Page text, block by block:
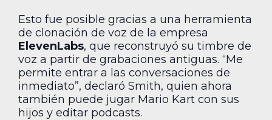
Esto fue posible gracias a una herramienta
de clonación de voz de la empresa
ElevenLabs, que reconstruyó su timbre de
voz a partir de grabaciones antiguas. “Me
permite entrar a las conversaciones de
inmediato”, declaró Smith, quien ahora
también puede jugar Mario Kart con sus
hijos y editar podcasts.